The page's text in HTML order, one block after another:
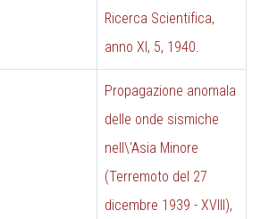
Ricerca Scientifica,
anno XI, 5, 1940.
Propagazione anomala
delle onde sismiche
nell\'Asia Minore
(Terremoto del 27
dicembre 1939 - XVIII),